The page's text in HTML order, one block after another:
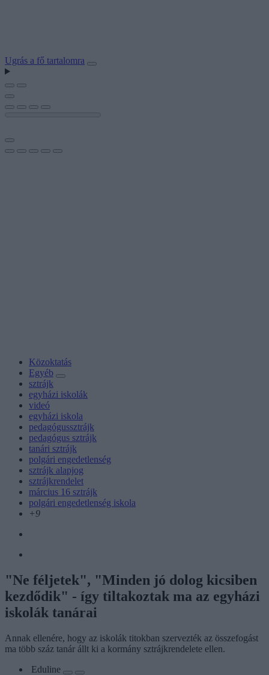
Ugrás a fő tartalomra
Közoktatás
Egyéb
sztrájk
egyházi iskolák
videó
egyházi iskola
pedagógussztrájk
pedagógus sztrájk
tanári sztrájk
polgári engedetlenség
sztrájk alapjog
sztrájkrendelet
március 16 sztrájk
polgári engedetlenség iskola
+9
"Ne féljetek", "Minden jó dolog kicsiben
kezdődik" - így tiltakoztak ma az egyházi
iskolák tanárai
Annak ellenére, hogy az iskolák titokban szervezték az összefogást
ma több száz tanár állt ki a kormány sztrájkrendelete ellen.
Eduline